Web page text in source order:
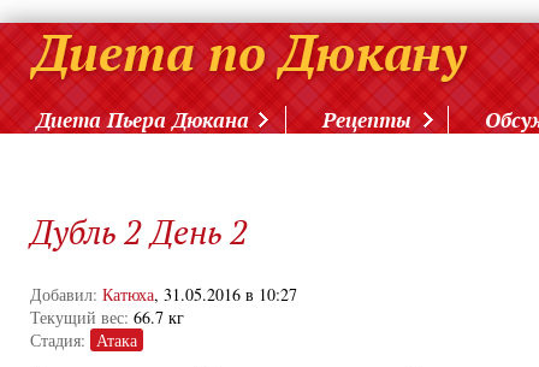
Диета Пьера Дюкана Рецепты
Дубль 2 День 2
Добавил: Катюха, 31.05.2016 в 10:27
Текущий вес: 66.7 кг
Стадия: Атака